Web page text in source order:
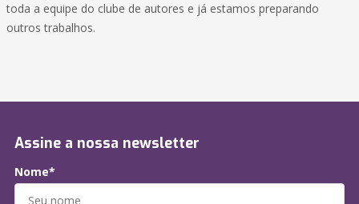
toda a equipe do clube de autores e já estamos preparando
outros trabalhos.
Assine a nossa newsletter
Nome*